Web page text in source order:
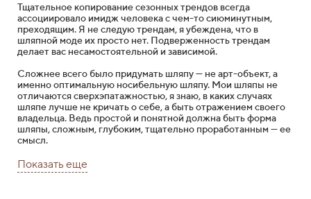
Тщательное копирование сезонных трендов всегда
ассоциировало имидж человека с чем-то сиюминутным,
преходящим. Я не следую трендам, я убеждена, что в
шляпной моде их просто нет. Подверженность трендам
делает вас несамостоятельной и зависимой.
Cложнее всего было придумать шляпу — не арт-объект, а
именно оптимальную носибельную шляпу. Мои шляпы не
отличаются сверхэпатажностью, я знаю, в каких случаях
шляпе лучше не кричать о себе, а быть отражением своего
владельца. Ведь простой и понятной должна быть форма
шляпы, сложным, глубоким, тщательно проработанным — ее
смысл.
Показать еще